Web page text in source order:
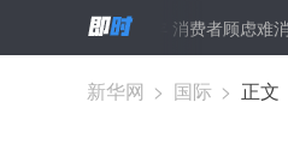
征至2020年 消费者顾虑难消
新华网 > 国际 > 正文